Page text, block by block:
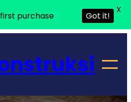
purchase Got it!
X